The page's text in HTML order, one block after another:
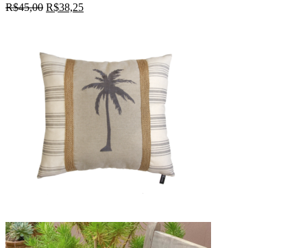
R$45,00 R$38,25